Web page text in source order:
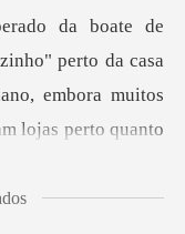
perto da casa
embora muitos